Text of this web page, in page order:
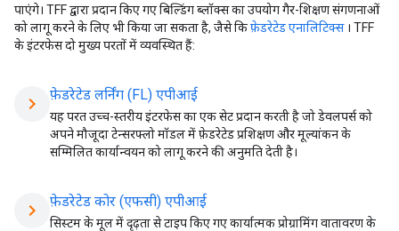
पाएंगे। TFF द्वारा प्रदान किए गए बिल्डिंग ब्लॉक्स का उपयोग गैर-शिक्षण संगणनाओं
को लागू करने के लिए भी किया जा सकता है, जैसे किफ़ेडरेटेड एनालिटिक्स। TFF
के इंटरफेस दो मुख्य परतों में व्यवस्थित हैं:
chevron_right फ़ेडरेटेड लर्निंग (FL) एपीआई
यह परत उच्च-स्तरीय इंटरफेस का एक सेट प्रदान करती है जो डेवलपर्स को
अपने मौजूदा टेन्सरफ्लो मॉडल में फ़ेडरेटेड प्रशिक्षण और मूल्यांकन के
सम्मिलित कार्यान्वयन को लागू करने की अनुमति देती है।
chevron_right फ़ेडरेटेड कोर (एफसी) एपीआई
सिस्टम के मूल में दृढ़ता से टाइप किए गए कार्यात्मक प्रोग्रामिंग वातावरण के